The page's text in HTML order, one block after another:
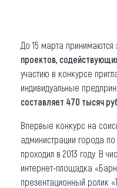
О регионе
Коллекция
Другие рубрики
До 15 марта принимаются
проектов,
участию в конкурсе
индивидуальные
составляет 470 тысяч
Впервые конкурс на
администрации города
проходил в 2013 году. В
интернет-площадка
презентационный ролик